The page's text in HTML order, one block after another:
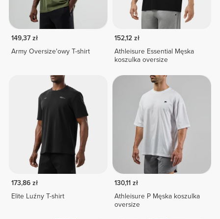
149,37 zł
Army Oversize'owy T-shirt
152,12 zł
Athleisure Essential Męska
koszulka oversize
173,86 zł
Elite Luźny T-shirt
130,11 zł
Athleisure P Męska koszulka
oversize